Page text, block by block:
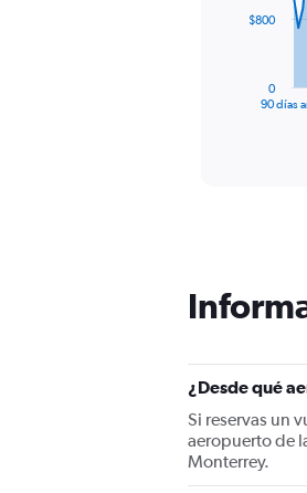
The
has
1
values.
Range:
0
to
2400.
90 días
0
$800
¿Desde qué
Si reservas un
aeropuerto de
Monterrey.